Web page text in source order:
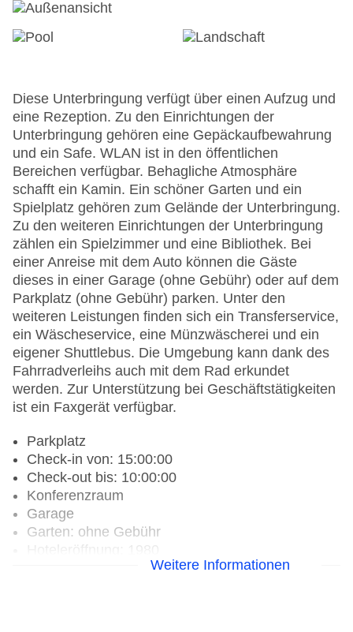
Diese Unterbringung verfügt über einen Aufzug und
eine Rezeption. Zu den Einrichtungen der
Unterbringung gehören eine Gepäckaufbewahrung
und ein Safe. WLAN ist in den öffentlichen
Bereichen verfügbar. Behagliche Atmosphäre
schafft ein Kamin. Ein schöner Garten und ein
Spielplatz gehören zum Gelände der Unterbringung.
Zu den weiteren Einrichtungen der Unterbringung
zählen ein Spielzimmer und eine Bibliothek. Bei
einer Anreise mit dem Auto können die Gäste
dieses in einer Garage (ohne Gebühr) oder auf dem
Parkplatz (ohne Gebühr) parken. Unter den
weiteren Leistungen finden sich ein Transferservice,
ein Wäscheservice, eine Münzwäscherei und ein
eigener Shuttlebus. Die Umgebung kann dank des
Fahrradverleihs auch mit dem Rad erkundet
werden. Zur Unterstützung bei Geschäftstätigkeiten
ist ein Faxgerät verfügbar.
Parkplatz
Check-in von: 15:00:00
Check-out bis: 10:00:00
Konferenzraum
Garage
Garten: ohne Gebühr
Hoteleröffnung: 1980
Weitere Informationen